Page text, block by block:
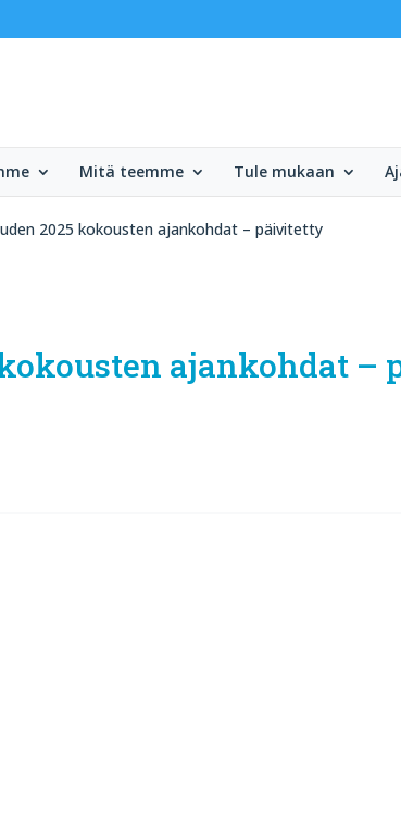
Mitä teemme Tule mukaan
2025 kokousten ajankohdat – päivitetty
ajankohdat –